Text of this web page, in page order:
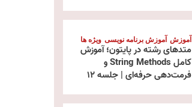
آموزش آموزش برنامه نویسی ویژه ها
متدهای رشته در پایتون؛ آموزش
کامل String Methods و
فرمت‌دهی حرفه‌ای | جلسه ۱۲